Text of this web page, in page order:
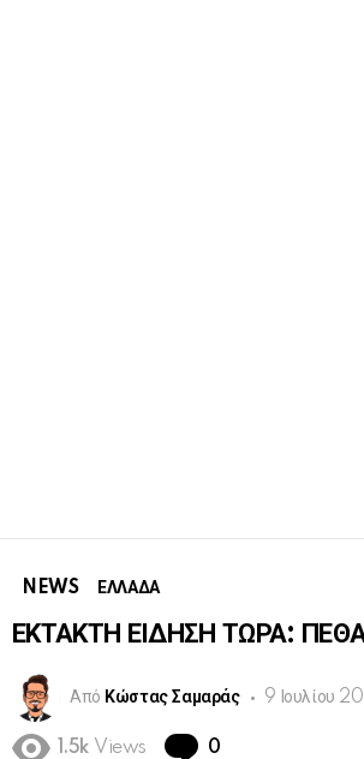
NEWS ΕΛΛΑΔΑ
ΕΚΤΑΚΤΗ ΕΙΔΗΣΗ ΤΩΡΑ:
Από Κώστας Σαμαράς 9 Ιουλίου
1.5k Views 0